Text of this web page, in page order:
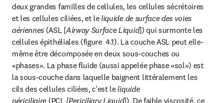
deux grandes familles de cellules, les cellules sécrétoires
et les cellules ciliées, et le liquide de surface des voies
aériennes (ASL [Airway Surface Liquid]) qui surmonte les
cellules épithéliales (figure  4.1). La couche ASL peut elle-
même être décomposée en deux sous-couches ou
«phases». La phase fluide (aussi appelée phase «sol») est
la sous-couche dans laquelle baignent littéralement les
cils des cellules ciliées, c'est le liquide
périciliaire (PCL [Periciliary Liquid]). De faible viscosité, ce